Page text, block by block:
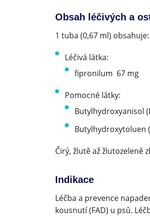
Obsah léčivých a
1 tuba (0,67 ml) obsahuje:
Léčivá látka:
fipronilum 67 mg
Pomocné látky:
Butylhydroxyanisol
Butylhydroxytoluen
Čirý, žlutě až žlutozeleně
Indikace
Léčba a prevence
kousnutí (FAD) u psů.